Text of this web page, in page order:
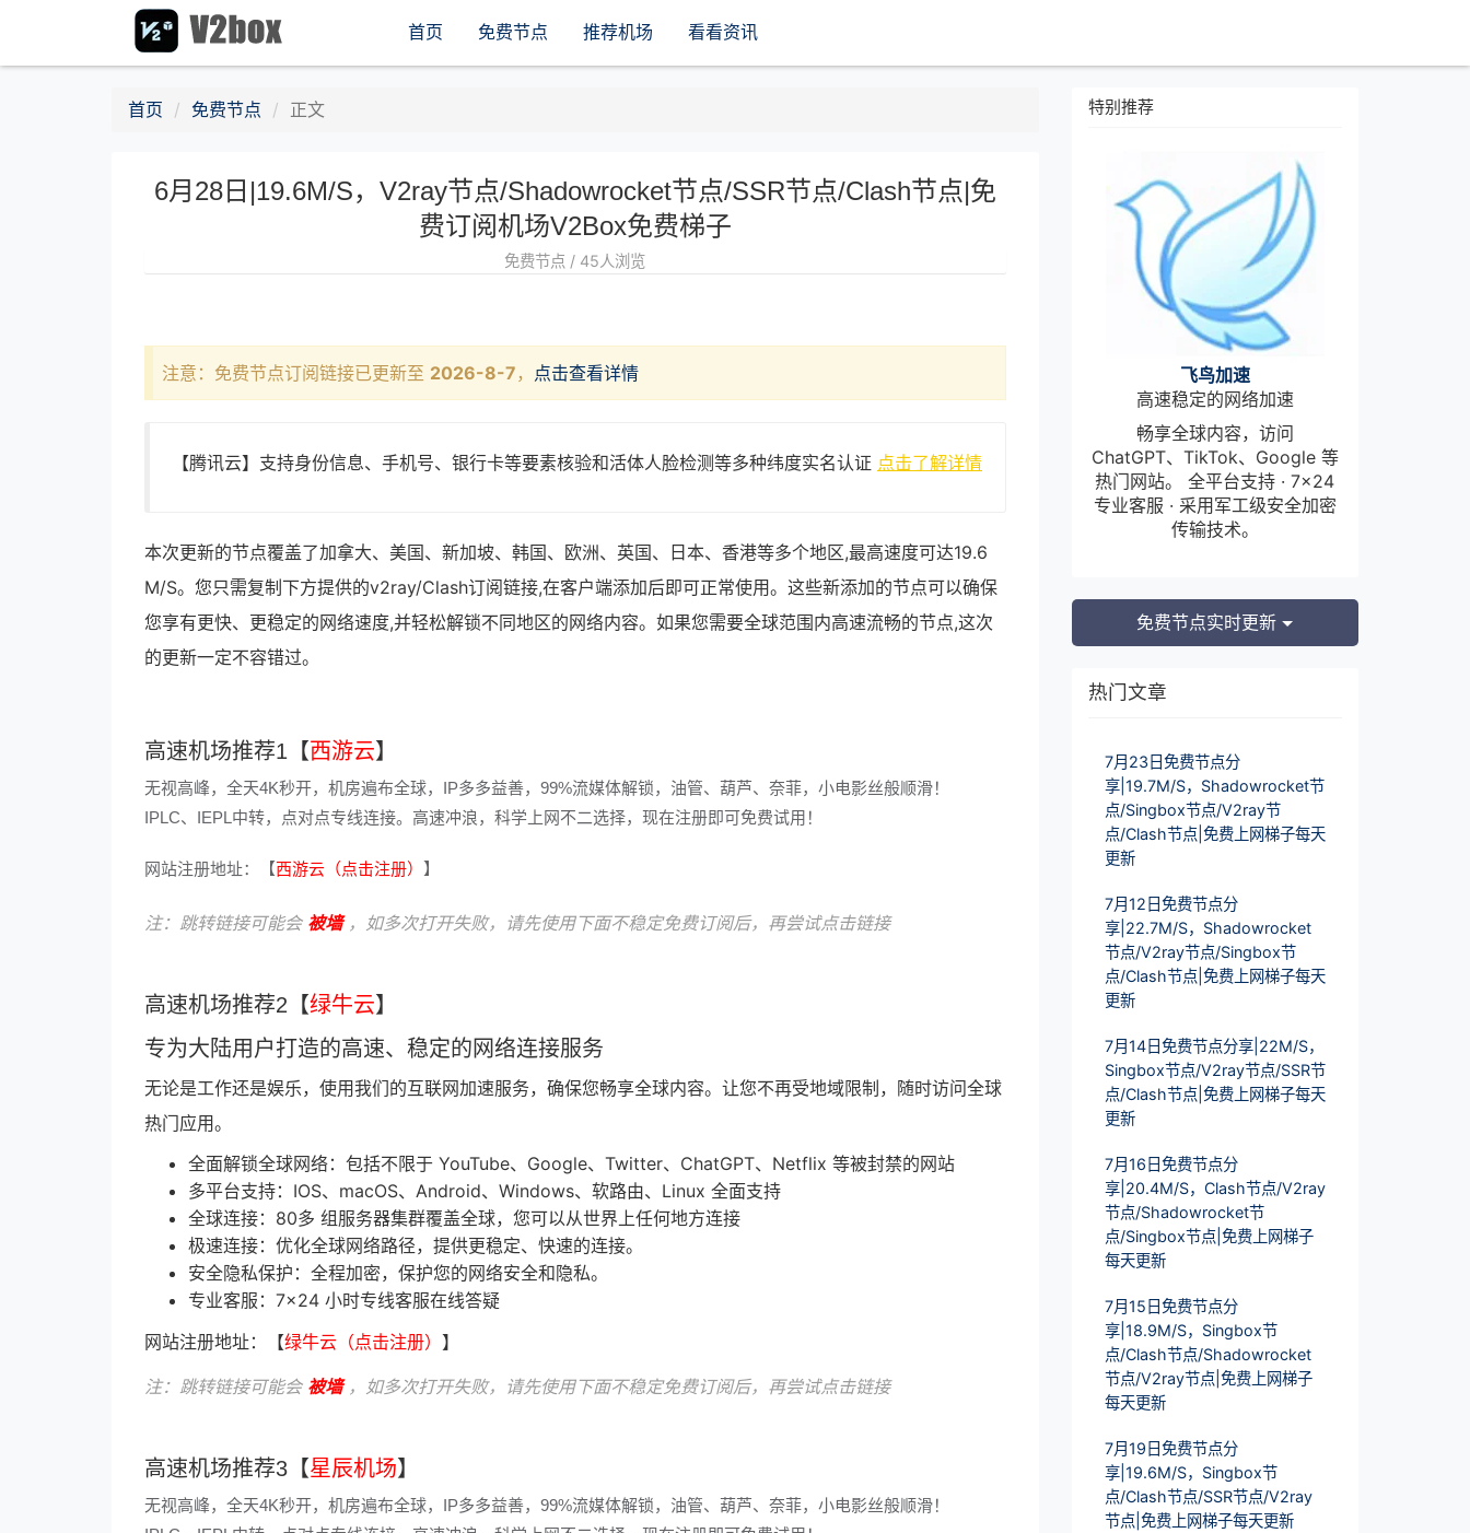
首页 免费节点 推荐机场 看看资讯
首页 免费节点 正文
6月28日|19.6M/S，V2ray节点/Shadowrocket节点/SSR节点/Clash节点|免
费订阅机场V2Box免费梯子
免费节点 / 45人浏览
注意：免费节点订阅链接已更新至 2026-8-7 ， 点击查看详情
【腾讯云】支持身份信息、手机号、银行卡等要素核验和活体人脸检测等多种纬度实名认证 点击了解详情
本次更新的节点覆盖了加拿大、美国、新加坡、韩国、欧洲、英国、日本、香港等多个地区,最高速度可达19.6
M/S。您只需复制下方提供的v2ray/Clash订阅链接,在客户端添加后即可正常使用。这些新添加的节点可以确保
您享有更快、更稳定的网络速度,并轻松解锁不同地区的网络内容。如果您需要全球范围内高速流畅的节点,这次
的更新一定不容错过。
高速机场推荐1【西游云】
无视高峰，全天4K秒开，机房遍布全球，IP多多益善，99%流媒体解锁，油管、葫芦、奈菲，小电影丝般顺滑！
IPLC、IEPL中转，点对点专线连接。高速冲浪，科学上网不二选择，现在注册即可免费试用！
网站注册地址：【西游云（点击注册） 】
注：跳转链接可能会 被墙，如多次打开失败，请先使用下面不稳定免费订阅后，再尝试点击链接
高速机场推荐2【绿牛云】
专为大陆用户打造的高速、稳定的网络连接服务
无论是工作还是娱乐，使用我们的互联网加速服务，确保您畅享全球内容。让您不再受地域限制，随时访问全球
热门应用。
全面解锁全球网络：包括不限于 YouTube、Google、Twitter、ChatGPT、Netflix 等被封禁的网站
多平台支持：IOS、macOS、Android、Windows、软路由、Linux 全面支持
全球连接：80多 组服务器集群覆盖全球，您可以从世界上任何地方连接
极速连接：优化全球网络路径，提供更稳定、快速的连接。
安全隐私保护：全程加密，保护您的网络安全和隐私。
专业客服：7×24 小时专线客服在线答疑
网站注册地址：【绿牛云（点击注册） 】
注：跳转链接可能会 被墙，如多次打开失败，请先使用下面不稳定免费订阅后，再尝试点击链接
高速机场推荐3【星辰机场】
无视高峰，全天4K秒开，机房遍布全球，IP多多益善，99%流媒体解锁，油管、葫芦、奈菲，小电影丝般顺滑！
特别推荐
飞鸟加速
高速稳定的网络加速
畅享全球内容，访问
ChatGPT、TikTok、Google 等
热门网站。 全平台支持 · 7×24
专业客服 · 采用军工级安全加密
传输技术。
免费节点实时更新
热门文章
7月23日免费节点分
享|19.7M/S，Shadowrocket节
点/Singbox节点/V2ray节
点/Clash节点|免费上网梯子每天
更新
7月12日免费节点分
享|22.7M/S，Shadowrocket
节点/V2ray节点/Singbox节
点/Clash节点|免费上网梯子每天
更新
7月14日免费节点分享|22M/S，
Singbox节点/V2ray节点/SSR节
点/Clash节点|免费上网梯子每天
更新
7月16日免费节点分
享|20.4M/S，Clash节点/V2ray
节点/Shadowrocket节
点/Singbox节点|免费上网梯子
每天更新
7月15日免费节点分
享|18.9M/S，Singbox节
点/Clash节点/Shadowrocket
节点/V2ray节点|免费上网梯子
每天更新
7月19日免费节点分
享|19.6M/S，Singbox节
点/Clash节点/SSR节点/V2ray
节点|免费上网梯子每天更新